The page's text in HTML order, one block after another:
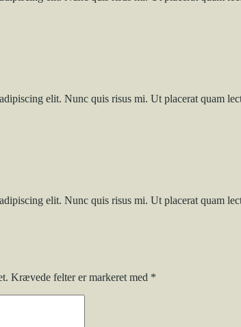
elit. Nunc quis risus mi. Ut placerat quam
elit. Nunc quis risus mi. Ut placerat quam
Krævede felter er markeret med *